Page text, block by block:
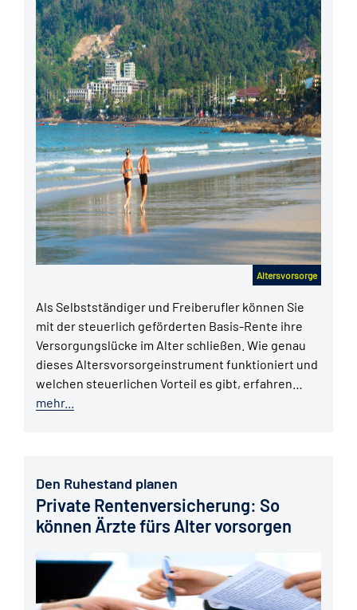
Altersvorsorge
Als Selbstständiger und Freiberufler können Sie
mit der steuerlich geförderten Basis-Rente ihre
Versorgungslücke im Alter schließen. Wie genau
dieses Altersvorsorgeinstrument funktioniert und
welchen steuerlichen Vorteil es gibt, erfahren…
mehr...
Den Ruhestand planen
Private Rentenversicherung: So
können Ärzte fürs Alter vorsorgen